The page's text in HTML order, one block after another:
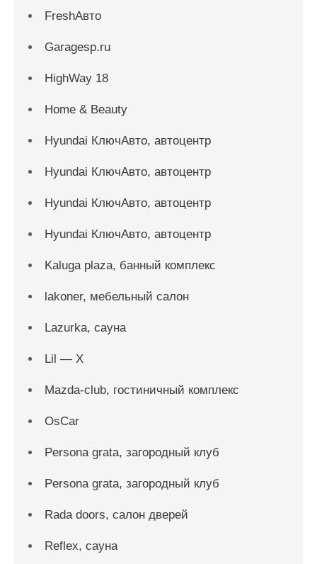
FreshАвто
Garagesp.ru
HighWay 18
Home & Beauty
Hyundai КлючАвто, автоцентр
Hyundai КлючАвто, автоцентр
Hyundai КлючАвто, автоцентр
Hyundai КлючАвто, автоцентр
Kaluga plaza, банный комплекс
lakoner, мебельный салон
Lazurka, сауна
Lil — X
Mazda-club, гостиничный комплекс
OsCar
Persona grata, загородный клуб
Persona grata, загородный клуб
Rada doors, салон дверей
Reflex, сауна